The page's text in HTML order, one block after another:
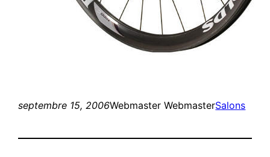
septembre 15, 2006Webmaster WebmasterSalons